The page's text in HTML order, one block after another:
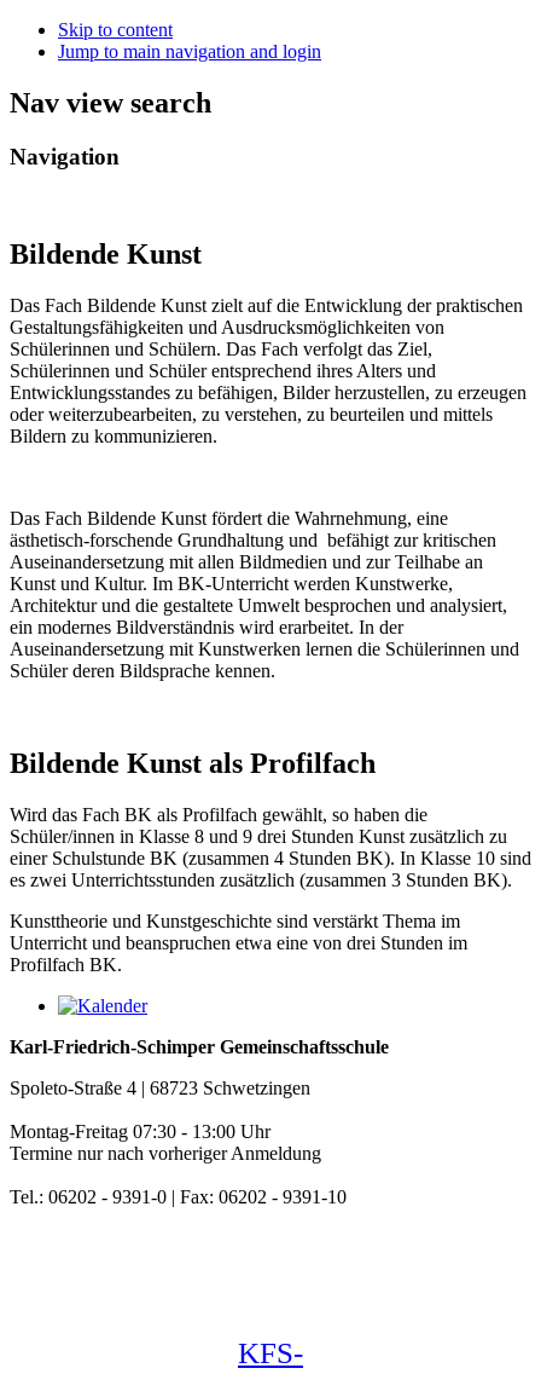
Skip to content
Jump to main navigation and login
Nav view search
Navigation
Bildende Kunst
Das Fach Bildende Kunst zielt auf die Entwicklung der praktischen
Gestaltungsfähigkeiten und Ausdrucksmöglichkeiten von
Schülerinnen und Schülern. Das Fach verfolgt das Ziel,
Schülerinnen und Schüler entsprechend ihres Alters und
Entwicklungsstandes zu befähigen, Bilder herzustellen, zu erzeugen
oder weiterzubearbeiten, zu verstehen, zu beurteilen und mittels
Bildern zu kommunizieren.
Das Fach Bildende Kunst fördert die Wahrnehmung, eine
ästhetisch-forschende Grundhaltung und befähigt zur kritischen
Auseinandersetzung mit allen Bildmedien und zur Teilhabe an
Kunst und Kultur. Im BK-Unterricht werden Kunstwerke,
Architektur und die gestaltete Umwelt besprochen und analysiert,
ein modernes Bildverständnis wird erarbeitet. In der
Auseinandersetzung mit Kunstwerken lernen die Schülerinnen und
Schüler deren Bildsprache kennen.
Bildende Kunst als Profilfach
Wird das Fach BK als Profilfach gewählt, so haben die
Schüler/innen in Klasse 8 und 9 drei Stunden Kunst zusätzlich zu
einer Schulstunde BK (zusammen 4 Stunden BK). In Klasse 10 sind
es zwei Unterrichtsstunden zusätzlich (zusammen 3 Stunden BK).
Kunsttheorie und Kunstgeschichte sind verstärkt Thema im
Unterricht und beanspruchen etwa eine von drei Stunden im
Profilfach BK.
Karl-Friedrich-Schimper Gemeinschaftsschule
Spoleto-Straße 4 | 68723 Schwetzingen
Montag-Freitag 07:30 - 13:00 Uhr
Termine nur nach vorheriger Anmeldung
Tel.: 06202 - 9391-0 | Fax: 06202 - 9391-10
KFS-